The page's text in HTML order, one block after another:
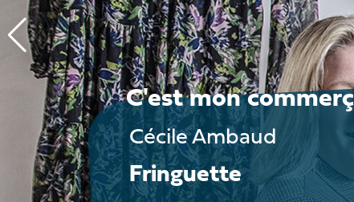
Mathieu Malgogne
L’Aillet
Cécile Ambaud
Fringuette
Jonathan Gonzales
La Cabane du Pirelon